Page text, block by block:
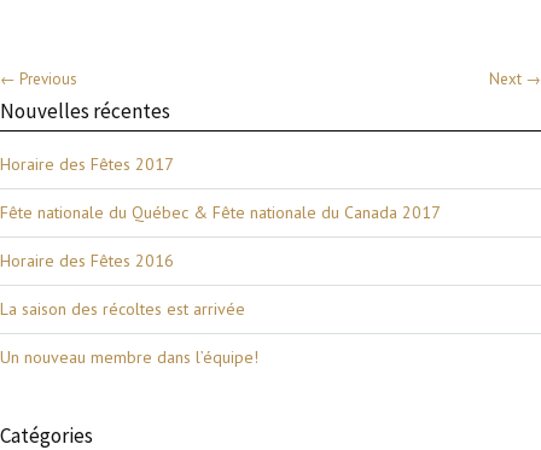
← Previous Next →
Nouvelles récentes
Horaire des Fêtes 2017
Fête nationale du Québec & Fête nationale du Canada 2017
Horaire des Fêtes 2016
La saison des récoltes est arrivée
Un nouveau membre dans l’équipe!
Catégories